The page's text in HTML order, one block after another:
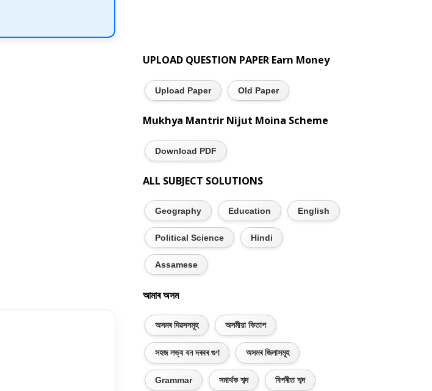
UPLOAD QUESTION PAPER Earn Money
Upload Paper Old Paper
Mukhya Mantrir Nijut Moina Scheme
Download PDF
ALL SUBJECT SOLUTIONS
Geography Education English
Political Science Hindi
Assamese
আমাৰ অসম
অসমৰ দিৱসসমূহ অসমীয়া কিতাপ
সহজ লভ্য বন দৰবৰ গুণ অসমৰ জিলাসমূহ
Grammar সমাৰ্থক শব্দ বিপৰীত শব্দ